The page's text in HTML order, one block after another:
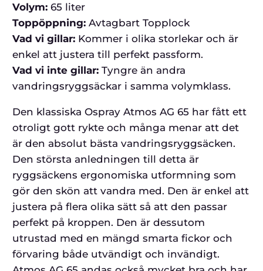
Volym:65 liter
Toppöppning:Avtagbart Topplock
Vad vi gillar: Kommer i olika storlekar och är
enkel att justera till perfekt passform.
Vad vi inte gillar:Tyngre än andra
vandringsryggsäckar i samma volymklass.
Den klassiska Ospray Atmos AG 65 har fått ett
otroligt gott rykte och många menar att det
är den absolut bästa vandringsryggsäcken.
Den största anledningen till detta är
ryggsäckens ergonomiska utformning som
gör den skön att vandra med. Den är enkel att
justera på flera olika sätt så att den passar
perfekt på kroppen. Den är dessutom
utrustad med en mängd smarta fickor och
förvaring både utvändigt och invändigt.